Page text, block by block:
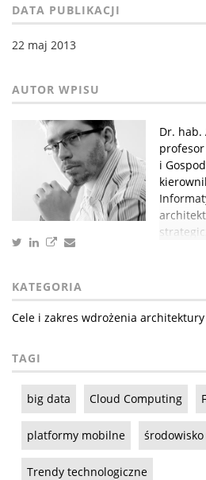
DATA PUBLIKACJI
22 maj 2013
Dr. hab.
i
KATEGORIA
Cele i zakres wdrożenia architektury
TAGI
big data Cloud Computing
platformy mobilne
Trendy technologiczne